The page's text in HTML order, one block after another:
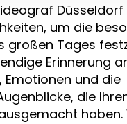
um die
großen Tages
Erinnerung
Emotionen und die
die
haben.